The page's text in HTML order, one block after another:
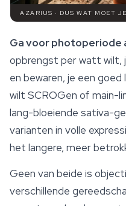
AZARIUS · DUS WAT MOET
Ga voor photoperiode
opbrengst per watt wilt,
en bewaren, je een
wilt SCROGen of main-
lang-bloeiende sativa-
varianten in volle
het langere, meer
Geen van beide is
verschillende